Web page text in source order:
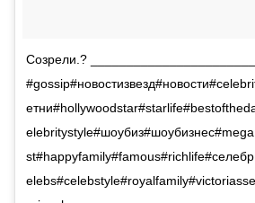
Созрели.?